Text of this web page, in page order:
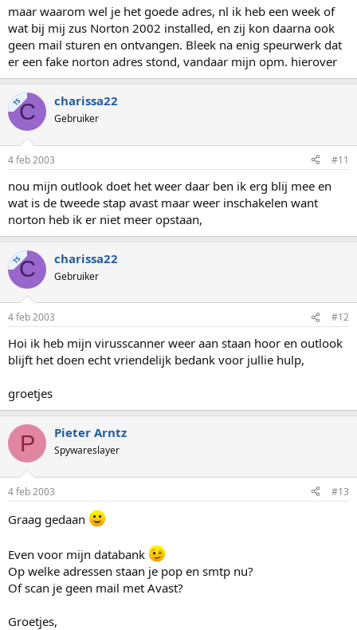
maar waarom wel je het goede adres, nl ik heb een week of
wat bij mij zus Norton 2002 installed, en zij kon daarna ook
geen mail sturen en ontvangen. Bleek na enig speurwerk dat
er een fake norton adres stond, vandaar mijn opm. hierover
TSC charissa22
Gebruiker
4 feb 2003 #11
nou mijn outlook doet het weer daar ben ik erg blij mee en
wat is de tweede stap avast maar weer inschakelen want
norton heb ik er niet meer opstaan,
TSC charissa22
Gebruiker
4 feb 2003 #12
Hoi ik heb mijn virusscanner weer aan staan hoor en outlook
blijft het doen echt vriendelijk bedank voor jullie hulp,
groetjes
P Pieter Arntz
Spywareslayer
4 feb 2003 #13
Graag gedaan
Even voor mijn databank
Op welke adressen staan je pop en smtp nu?
Of scan je geen mail met Avast?
Groetjes,